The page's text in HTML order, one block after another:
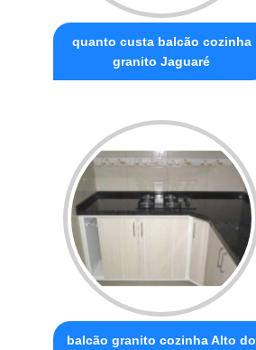
quanto custa balcão cozinha
granito Jaguaré
balcão granito cozinha Alto do